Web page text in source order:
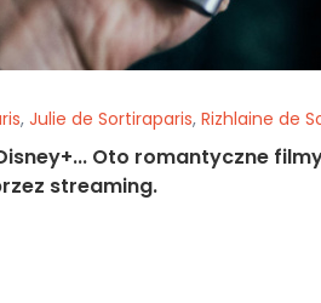
, Julie de Sortiraparis, Rizhlaine de
Oto romantyczne
streaming.